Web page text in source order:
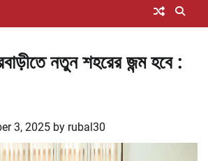
নতুন শহরের জন্ম হবে :
3, 2025 by rubal30